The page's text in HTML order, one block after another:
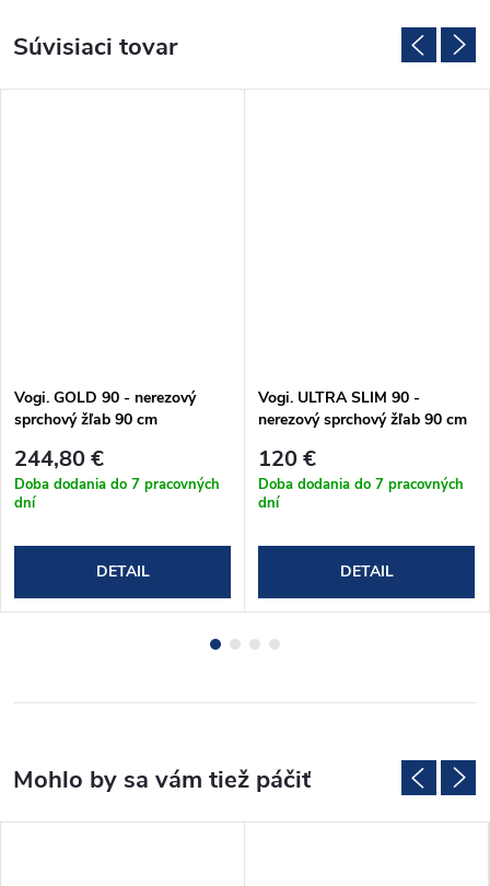
Súvisiaci tovar
Vogi. GOLD 90 - nerezový
sprchový žľab 90 cm
244,80 €
Doba dodania do 7 pracovných
dní
DETAIL
Vogi. ULTRA SLIM 90 -
nerezový sprchový žľab 90 cm
120 €
Doba dodania do 7 pracovných
dní
DETAIL